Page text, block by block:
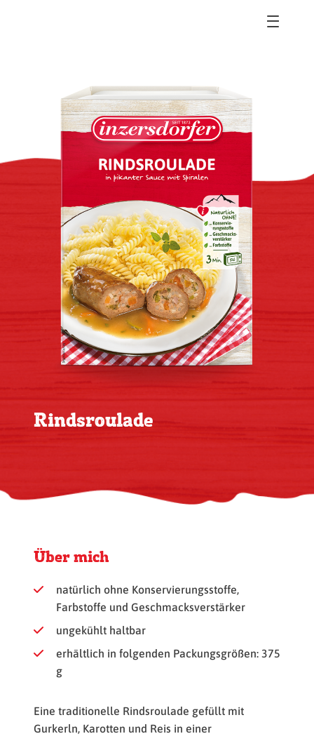
Rindsroulade
Über mich
natürlich ohne Konservierungsstoffe,
Farbstoffe und Geschmacksverstärker
ungekühlt haltbar
erhältlich in folgenden Packungsgrößen: 375
g
Eine traditionelle Rindsroulade gefüllt mit
Gurkerln, Karotten und Reis in einer